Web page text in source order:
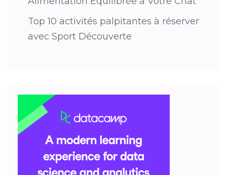
Top 10 activités palpitantes à réserver
avec Sport Découverte